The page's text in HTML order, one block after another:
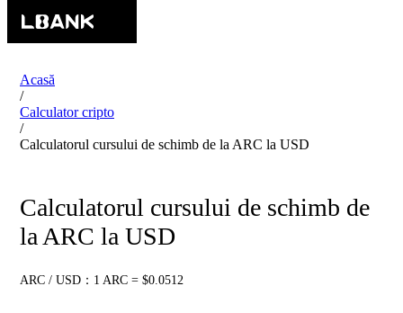
Acasă
/
Calculator cripto
/
Calculatorul cursului de schimb de la ARC la USD
Calculatorul cursului de schimb de
la ARC la USD
ARC / USD：1 ARC = $0.0512